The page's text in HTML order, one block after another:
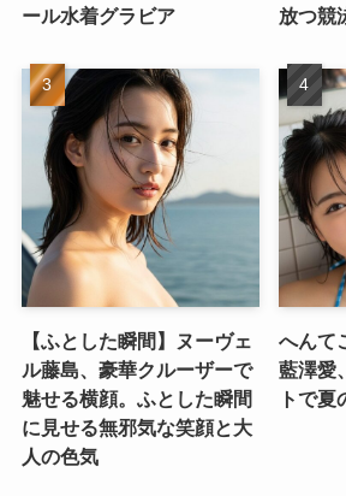
ール水着グラビア
放つ競
【ふとした瞬間】ヌーヴェ
ル藤島、豪華クルーザーで
魅せる横顔。ふとした瞬間
に見せる無邪気な笑顔と大
人の色気
へんて
藍澤愛
トで